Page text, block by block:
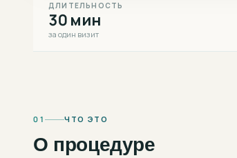
ДЛИТЕЛЬНОСТЬ
30 мин
за один визит
01 ЧТО ЭТО
О процедуре